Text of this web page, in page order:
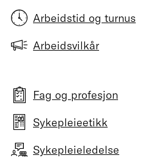
Arbeidstid og turnus
Arbeidsvilkår
Fag og profesjon
Sykepleieetikk
Sykepleieledelse